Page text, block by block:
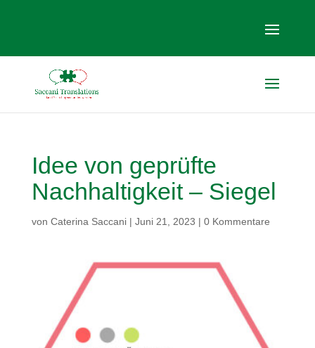
Idee von geprüfte
Nachhaltigkeit – Siegel
von Caterina Saccani| Juni 21, 2023 | 0 Kommentare